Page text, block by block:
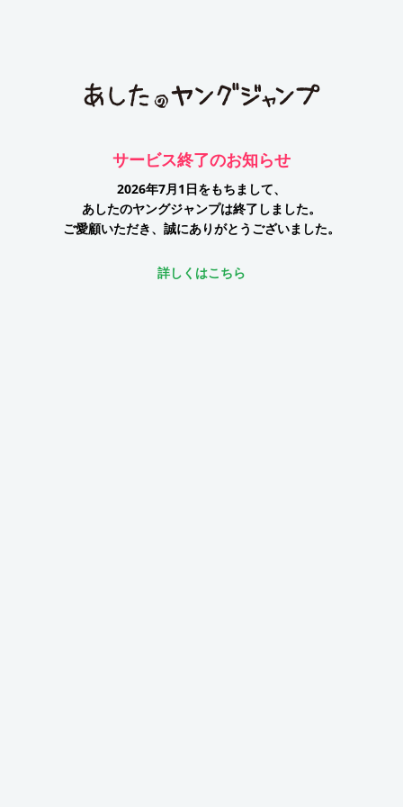
サービス終了のお知らせ
2026年7月1日をもちまして、
あしたのヤングジャンプは終了しました。
ご愛顧いただき、誠にありがとうございました。
詳しくはこちら